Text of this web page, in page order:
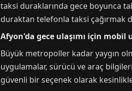
taksi duraklarında gece boyunca
duraktan telefonla taksi çağırmak
Afyon'da gece ulaşımı için
Büyük metropoller kadar yaygın
uygulamalar, sürücü ve araç
güvenli bir seçenek olarak